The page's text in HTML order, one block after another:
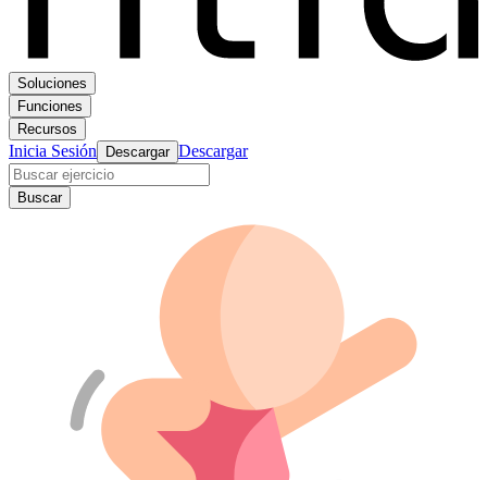
Soluciones
Funciones
Recursos
Inicia Sesión Descargar Descargar
Buscar